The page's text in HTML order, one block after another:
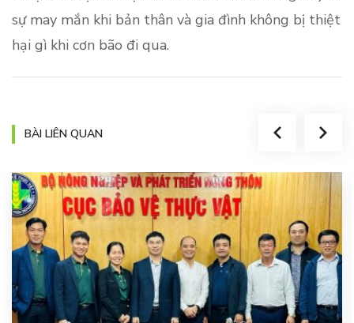
sự may mắn khi bản thân và gia đình không bị thiệt
hại gì khi cơn bão đi qua.
BÀI LIÊN QUAN